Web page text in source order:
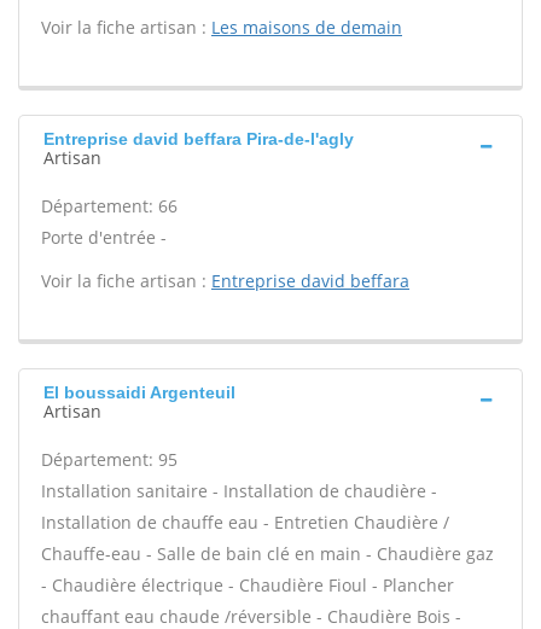
Voir la fiche artisan : Les maisons de demain
Entreprise david beffara Pira-de-l'agly
Artisan
Département: 66
Porte d'entrée -
Voir la fiche artisan : Entreprise david beffara
El boussaidi Argenteuil
Artisan
Département: 95
Installation sanitaire - Installation de chaudière -
Installation de chauffe eau - Entretien Chaudière /
Chauffe-eau - Salle de bain clé en main - Chaudière gaz
- Chaudière électrique - Chaudière Fioul - Plancher
chauffant eau chaude /réversible - Chaudière Bois -